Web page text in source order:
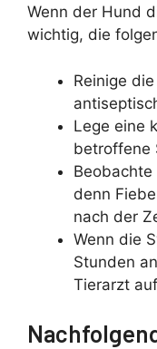
Wenn der Hund
wichtig, die
Reinige
Lege eine
betroffene
Beobachte
denn
nach der
Wenn die
Stunden
Tierarzt